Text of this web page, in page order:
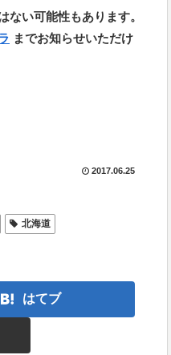
い可能性もあります。
までお知らせいただけ
2017.06.25
北海道
はてブ